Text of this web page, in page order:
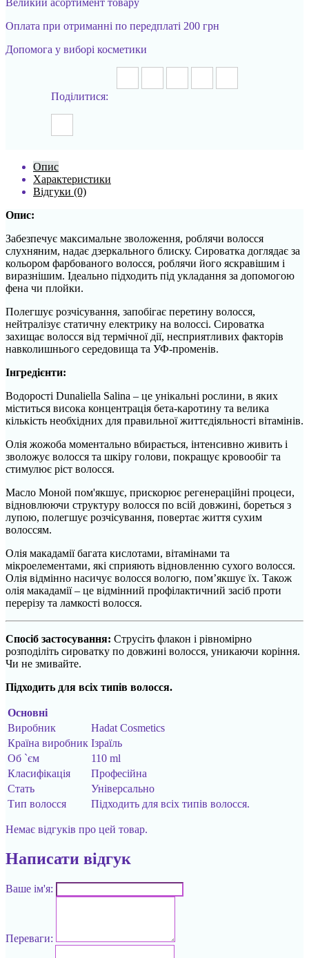
Великий асортимент товару
Оплата при отриманні по передплаті 200 грн
Допомога у виборі косметики
Поділитися:
Опис
Характеристики
Відгуки (0)
Опис:
Забезпечує максимальне зволоження, роблячи волосся
слухняним, надає дзеркального блиску. Сироватка доглядає за
кольором фарбованого волосся, роблячи його яскравішим і
виразнішим. Ідеально підходить під укладання за допомогою
фена чи плойки.
Полегшує розчісування, запобігає перетину волосся,
нейтралізує статичну електрику на волоссі. Сироватка
захищає волосся від термічної дії, несприятливих факторів
навколишнього середовища та УФ-променів.
Інгредієнти:
Водорості Dunaliella Salina – це унікальні рослини, в яких
міститься висока концентрація бета-каротину та велика
кількість необхідних для правильної життєдіяльності вітамінів.
Олія жожоба моментально вбирається, інтенсивно живить і
зволожує волосся та шкіру голови, покращує кровообіг та
стимулює ріст волосся.
Масло Моной пом'якшує, прискорює регенераційні процеси,
відновлюючи структуру волосся по всій довжині, бореться з
лупою, полегшує розчісування, повертає життя сухим
волоссям.
Олія макадамії багата кислотами, вітамінами та
мікроелементами, які сприяють відновленню сухого волосся.
Олія відмінно насичує волосся вологю, пом’якшує їх. Також
олія макадамії – це відмінний профілактичний засіб проти
перерізу та ламкості волосся.
Спосіб застосування: Струсіть флакон і рівномірно
розподіліть сироватку по довжині волосся, уникаючи коріння.
Чи не змивайте.
Підходить для всіх типів волосся.
Основні
Виробник
Hadat Cosmetics
Країна виробник Ізраїль
Об `єм
110 ml
Класифікація
Професійна
Стать
Універсально
Тип волосся
Підходить для всіх типів волосся.
Немає відгуків про цей товар.
Написати відгук
Ваше ім'я:
Переваги: